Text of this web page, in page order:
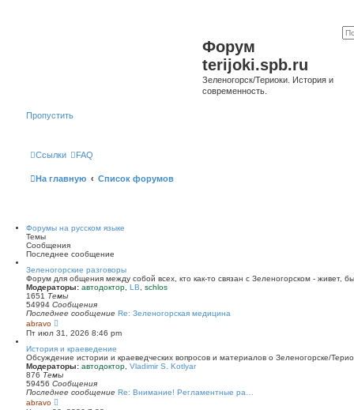
Форум
terijoki.spb.ru
Зеленогорск/Териоки. История и
современность.
Пропустить
Ссылки FAQ
На главную Список форумов
Форумы на русском языке
Темы
Сообщения
Последнее сообщение
Зеленогорские разговоры
Форум для общения между собой всех, кто как-то связан с Зеленогорском - живет,
Модераторы: автодоктор LB
schlos
1651 Темы
54994 Сообщения
Последнее сообщение Re: Зеленогорская медицина
abravo
е
р
е
й
т
и
к
п
с
Пт июл 31, 2026 8:46 pm
История и краеведение
Обсуждение истории и краеведческих вопросов и материалов о Зеленогорске/
Модераторы: автодоктор Vladimir S. Kotlyar
876 Темы
59456 Сообщения
Последнее сообщение Re: Внимание! Регламентные ра…
abravo